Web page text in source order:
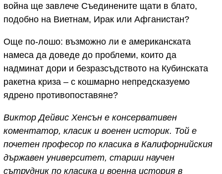
война ще завлече Съединените щати в блато,
подобно на Виетнам, Ирак или Афганистан?
Още по-лошо: възможно ли е американската
намеса да доведе до проблеми, които да
надминат дори и безразсъдството на Кубинската
ракетна криза – с кошмарно непредсказуемо
ядрено противопоставяне?
Виктор Дейвис Хенсън е консервативен
коментатор, класик и военен историк. Той е
почетен професор по класика в Калифорнийския
държавен университет, старши научен
сътрудник по класика и военна история в